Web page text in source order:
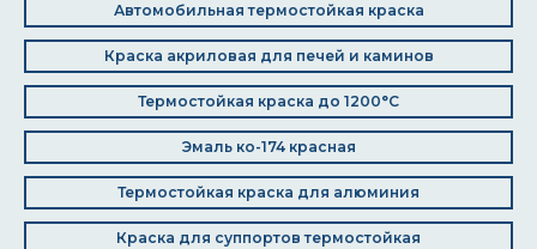
Автомобильная термостойкая краска
Краска акриловая для печей и каминов
Термостойкая краска до 1200°C
Эмаль ко-174 красная
Термостойкая краска для алюминия
Краска для суппортов термостойкая